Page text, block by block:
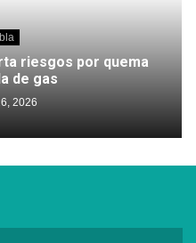
riesgos por quema
de gas
2026